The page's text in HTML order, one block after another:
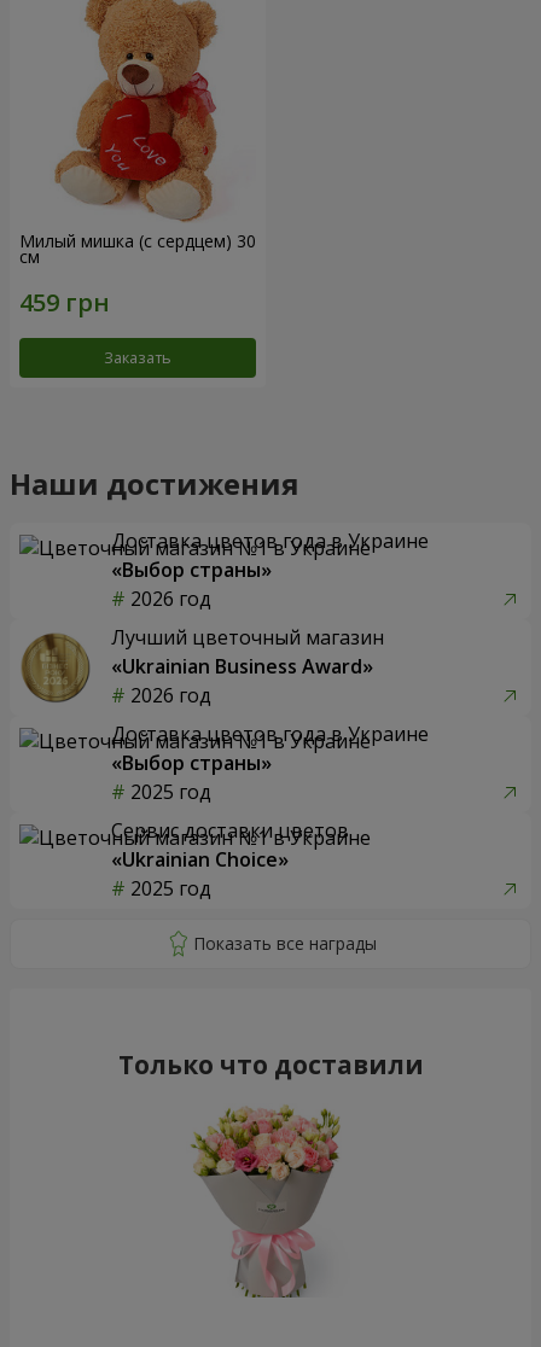
Милый мишка (с сердцем) 30
см
Заказать
Наши достижения
Доставка цветов года в Украине
«Выбор страны»
2026 год
Лучший цветочный магазин
«Ukrainian Business Award»
2026 год
Доставка цветов года в Украине
«Выбор страны»
2025 год
Сервис доставки цветов
«Ukrainian Choice»
2025 год
Только что доставили